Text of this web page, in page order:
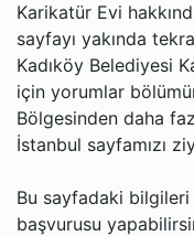
Karikatür Evi
sayfayı yakında
Kadıköy Belediyesi
için yorumlar
Bölgesinden daha
İstanbul sayfamızı
Bu sayfadaki
başvurusu